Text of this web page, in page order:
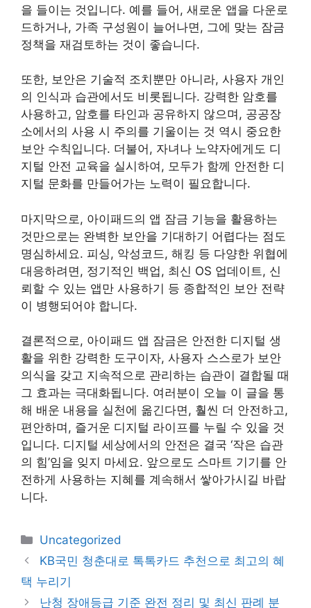
을 들이는 것입니다. 예를 들어, 새로운 앱을 다운로
드하거나, 가족 구성원이 늘어나면, 그에 맞는 잠금
정책을 재검토하는 것이 좋습니다.
또한, 보안은 기술적 조치뿐만 아니라, 사용자 개인
의 인식과 습관에서도 비롯됩니다. 강력한 암호를
사용하고, 암호를 타인과 공유하지 않으며, 공공장
소에서의 사용 시 주의를 기울이는 것 역시 중요한
보안 수칙입니다. 더불어, 자녀나 노약자에게도 디
지털 안전 교육을 실시하여, 모두가 함께 안전한 디
지털 문화를 만들어가는 노력이 필요합니다.
마지막으로, 아이패드의 앱 잠금 기능을 활용하는
것만으로는 완벽한 보안을 기대하기 어렵다는 점도
명심하세요. 피싱, 악성코드, 해킹 등 다양한 위협에
대응하려면, 정기적인 백업, 최신 OS 업데이트, 신
뢰할 수 있는 앱만 사용하기 등 종합적인 보안 전략
이 병행되어야 합니다.
결론적으로, 아이패드 앱 잠금은 안전한 디지털 생
활을 위한 강력한 도구이자, 사용자 스스로가 보안
의식을 갖고 지속적으로 관리하는 습관이 결합될 때
그 효과는 극대화됩니다. 여러분이 오늘 이 글을 통
해 배운 내용을 실천에 옮긴다면, 훨씬 더 안전하고,
편안하며, 즐거운 디지털 라이프를 누릴 수 있을 것
입니다. 디지털 세상에서의 안전은 결국 ‘작은 습관
의 힘’임을 잊지 마세요. 앞으로도 스마트 기기를 안
전하게 사용하는 지혜를 계속해서 쌓아가시길 바랍
니다.
카
테
리
Uncategorized
KB국민 청춘대로 톡톡카드 추천으로 최고의 혜
택 누리기
난청 장애등급 기준 완전 정리 및 최신 판례 분